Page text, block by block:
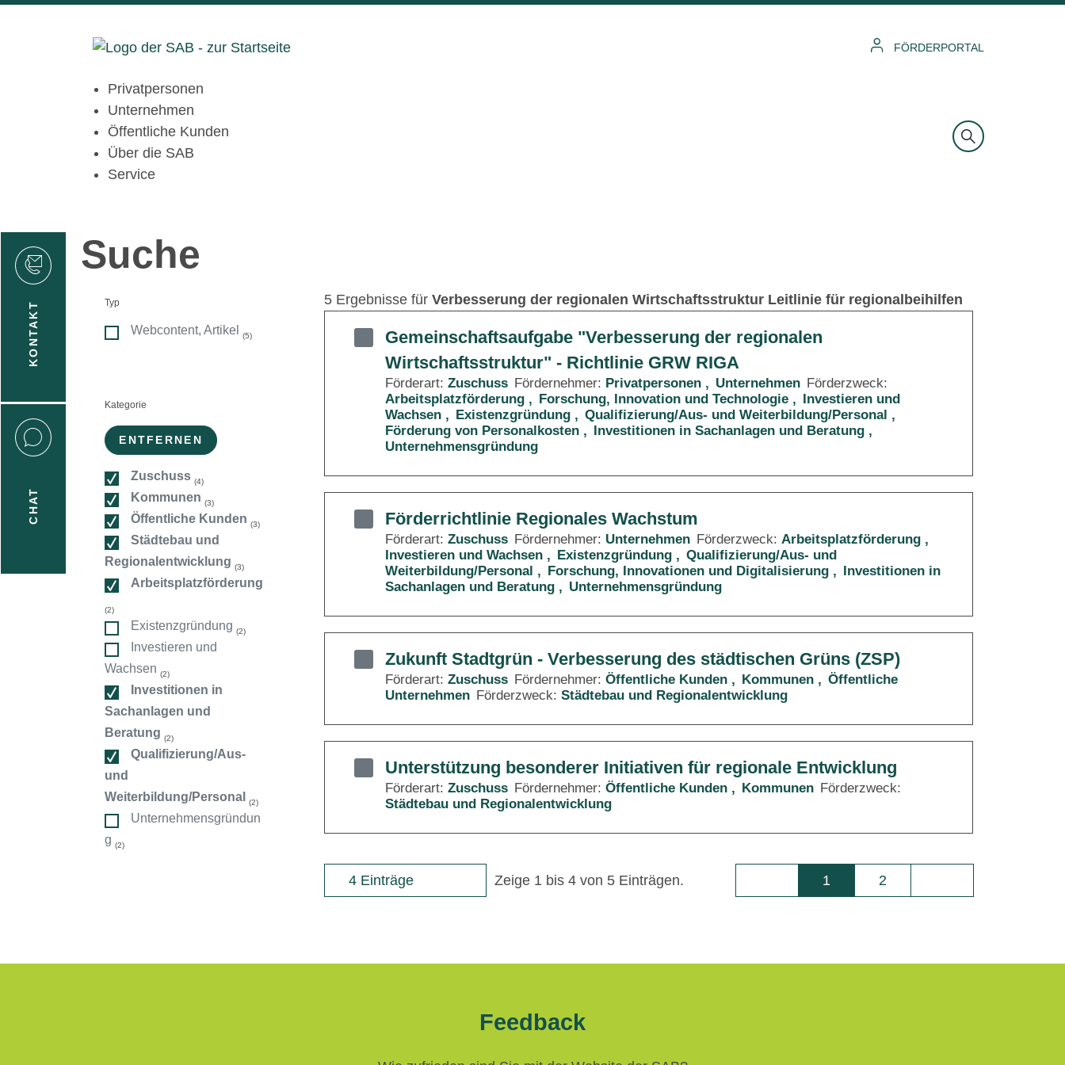
FÖRDERPORTAL
Privatpersonen
Unternehmen
Öffentliche Kunden
Über die SAB
Service
KONTAKT
CHAT
Suche
Typ
Webcontent, Artikel (5)
Kategorie
ENTFERNEN
Zuschuss (4)
Kommunen (3)
Öffentliche Kunden (3)
Städtebau und
Regionalentwicklung (3)
Arbeitsplatzförderung
(2)
Existenzgründung (2)
Investieren und
Wachsen (2)
Investitionen in
Sachanlagen und
Beratung (2)
Qualifizierung/Aus-
und
Weiterbildung/Personal
(2)
Unternehmensgründun
g (2)
5 Ergebnisse für Verbesserung der regionalen Wirtschaftsstruktur Leitlinie für regionalbeihilfen
Gemeinschaftsaufgabe "Verbesserung der regionalen
Wirtschaftsstruktur" - Richtlinie GRW RIGA
Förderart: Zuschuss Fördernehmer: Privatpersonen Unternehmen Förderzweck:
Arbeitsplatzförderung
Forschung, Innovation und Technologie
Investieren und
Wachsen
Existenzgründung
Qualifizierung/Aus- und Weiterbildung/Personal
Förderung von Personalkosten
Investitionen in Sachanlagen und Beratung
Unternehmensgründung
Förderrichtlinie Regionales Wachstum
Förderart: Zuschuss Fördernehmer: Unternehmen Förderzweck: Arbeitsplatzförderung
Investieren und Wachsen
Existenzgründung
Qualifizierung/Aus- und
Weiterbildung/Personal
Forschung, Innovationen und Digitalisierung
Investitionen in
Sachanlagen und Beratung
Unternehmensgründung
Zukunft Stadtgrün - Verbesserung des städtischen Grüns (ZSP)
Förderart: Zuschuss Fördernehmer: Öffentliche Kunden Kommunen
Öffentliche
Unternehmen Förderzweck: Städtebau und Regionalentwicklung
Unterstützung besonderer Initiativen für regionale Entwicklung
Förderart: Zuschuss Fördernehmer: Öffentliche Kunden Kommunen Förderzweck:
Städtebau und Regionalentwicklung
4 Einträge Zeige 1 bis 4 von 5 Einträgen. Seite
1 Seite
2
Feedback